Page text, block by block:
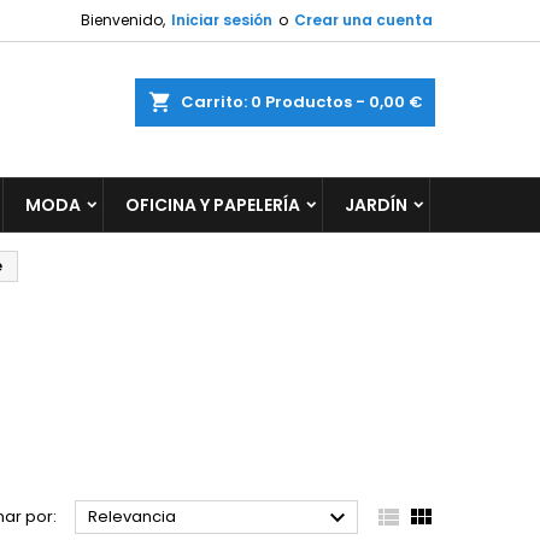
Bienvenido, Iniciar sesión o Crear una cuenta
Carrito 0 Productos - 0,00 €
MODA OFICINA Y PAPELERÍA JARDÍN
por: Relevancia   